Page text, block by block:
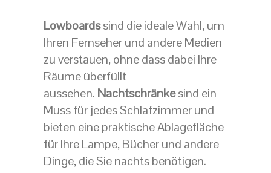
Lowboardssind die ideale Wahl, um
Ihren Fernseher und andere Medien
zu verstauen, ohne dass dabei Ihre
Räume überfüllt
aussehen. Nachtschränkesind ein
Muss für jedes Schlafzimmer und
bieten eine praktische Ablagefläche
für Ihre Lampe, Bücher und andere
Dinge, die Sie nachts benötigen.